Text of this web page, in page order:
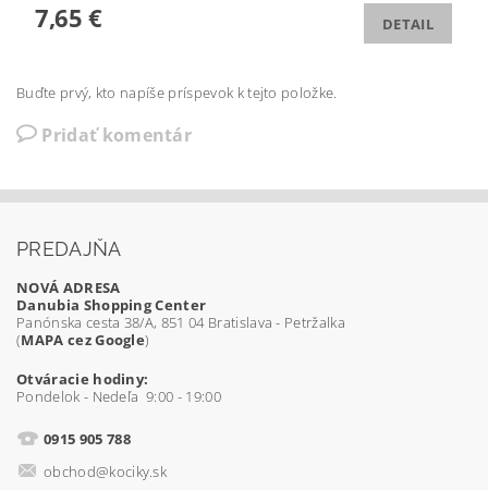
7,65 € DETAIL
Buďte prvý, kto napíše príspevok k tejto položke.
Pridať komentár
PREDAJŇA
NOVÁ ADRESA
Danubia Shopping Center
Panónska cesta 38/A, 851 04 Bratislava - Petržalka
(MAPA cez Google)
Otváracie hodiny:
Pondelok - Nedeľa 9:00 - 19:00
0915 905 788
obchod@kociky.sk